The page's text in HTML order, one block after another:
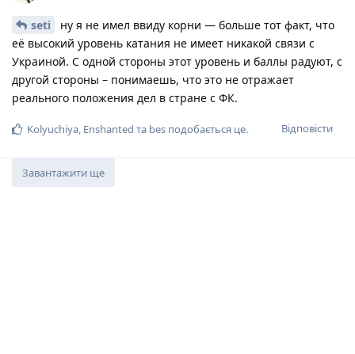
seti
ну я не имел ввиду корни — больше тот факт, что
её высокий уровень катания не имеет никакой связи с
Украиной. С одной стороны этот уровень и баллы радуют, с
другой стороны – понимаешь, что это не отражает
реального положения дел в стране с ФК.
Відповісти
Kolyuchiya, Enshanted та bes подобається це.
Завантажити ще